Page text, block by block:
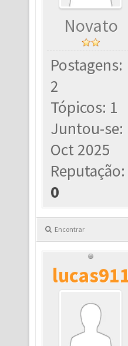
Novato
Postagens:
2
Tópicos: 1
Juntou-se:
Oct 2025
Reputação:
0
Encontrar